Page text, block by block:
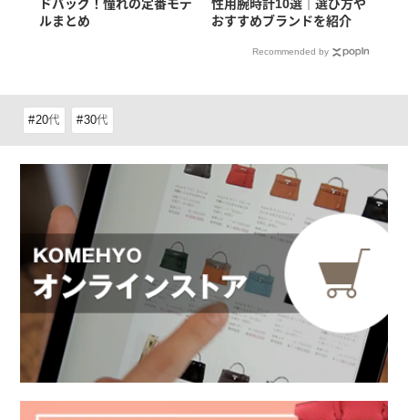
ドバッグ！憧れの定番モデ
ルまとめ
性用腕時計10選｜選び方や
おすすめブランドを紹介
Recommended by
20代 30代